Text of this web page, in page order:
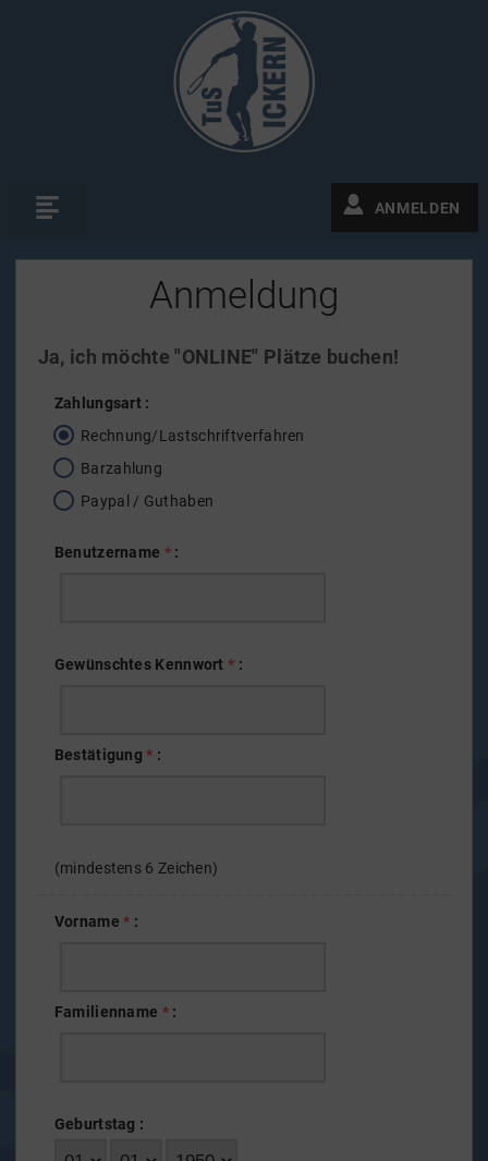
ANMELDEN
Anmeldung
Ja, ich möchte "ONLINE" Plätze buchen!
Zahlungsart :
Rechnung/Lastschriftverfahren
Barzahlung
Paypal / Guthaben
Benutzername * :
Gewünschtes Kennwort* :
Bestätigung* :
(mindestens 6 Zeichen)
Vorname* :
Familienname * :
Geburtstag :